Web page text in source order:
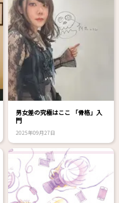
男女差の究極はここ 「骨格」入
門
2025年09月27日